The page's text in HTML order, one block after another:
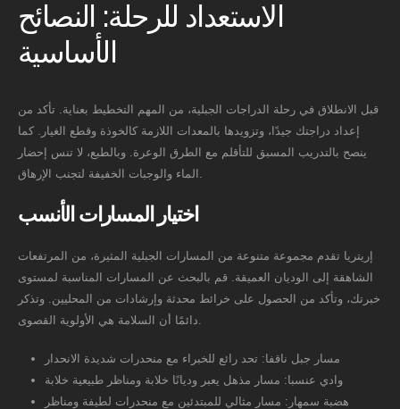
الاستعداد للرحلة: النصائح
الأساسية
قبل الانطلاق في رحلة الدراجات الجبلية، من المهم التخطيط بعناية. تأكد من
إعداد دراجتك جيدًا، وتزويدها بالمعدات اللازمة كالخوذة وقطع الغيار. كما
ينصح بالتدريب المسبق للتأقلم مع الطرق الوعرة. وبالطبع، لا تنس إحضار
الماء والوجبات الخفيفة لتجنب الإرهاق.
اختيار المسارات الأنسب
إريتريا تقدم مجموعة متنوعة من المسارات الجبلية المثيرة، من المرتفعات
الشاهقة إلى الوديان العميقة. قم بالبحث عن المسارات المناسبة لمستوى
خبرتك، وتأكد من الحصول على خرائط محدثة وإرشادات من المحليين. وتذكر
مسار جبل ناقفا: تحد رائع للخبراء مع منحدرات شديدة الانحدار
وادي عنسبا: مسار مذهل يعبر وديانًا خلابة ومناظر طبيعية خلابة
هضبة سمهار: مسار مثالي للمبتدئين مع منحدرات لطيفة ومناظر